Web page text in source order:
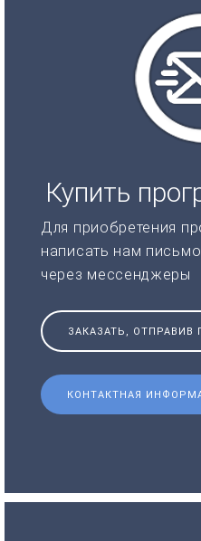
Купить
Для приобретения
написать нам
через мессенджеры
ЗАКАЗАТЬ, ОТПРАВИВ
КОНТАКТНАЯ